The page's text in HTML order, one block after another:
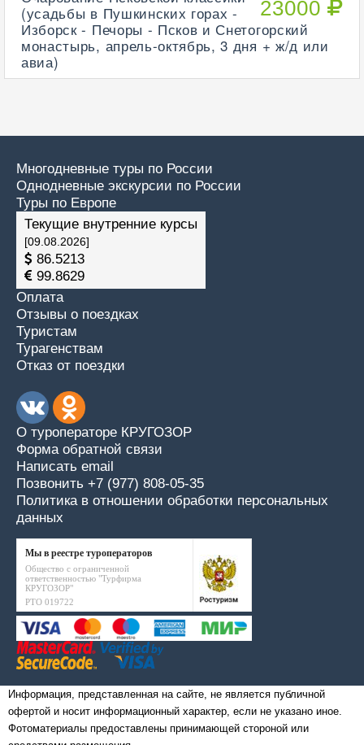
23000
(усадьбы в Пушкинских горах -
Изборск - Печоры - Псков и Снетогорский
монастырь, апрель-октябрь, 3 дня + ж/д или
авиа)
Многодневные туры по России
Однодневные экскурсии по России
Туры по Европе
Текущие внутренние курсы
[09.08.2026]
86.5213
99.8629
Оплата
Отзывы о поездках
Туристам
Турагенствам
Отказ от поездки
О туроператоре КРУГОЗОР
Форма обратной связи
Написать email
Позвонить +7 (977) 808-05-35
Политика в отношении обработки персональных
данных
Мы в реестре туроператоров
Общество с ограниченной
ответственностью "Турфирма
КРУГОЗОР"
РТО 019722
Информация, представленная на сайте, не является публичной
офертой и носит информационный характер, если не указано иное.
Фотоматериалы предоставлены принимающей стороной или